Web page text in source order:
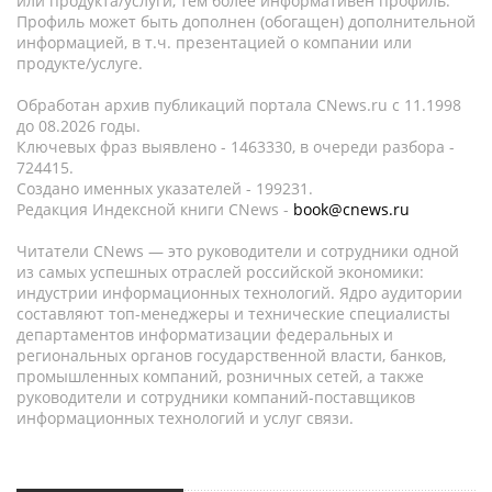
Профиль может быть дополнен (обогащен) дополнительной
информацией, в т.ч. презентацией о компании или
продукте/услуге.
Обработан архив публикаций портала CNews.ru c 11.1998
до 08.2026 годы.
Ключевых фраз выявлено - 1463330, в очереди разбора -
724415.
Создано именных указателей - 199231.
Редакция Индексной книги CNews - book@cnews.ru
Читатели CNews — это руководители и сотрудники одной
из самых успешных отраслей российской экономики:
индустрии информационных технологий. Ядро аудитории
составляют топ-менеджеры и технические специалисты
департаментов информатизации федеральных и
региональных органов государственной власти, банков,
промышленных компаний, розничных сетей, а также
руководители и сотрудники компаний-поставщиков
информационных технологий и услуг связи.